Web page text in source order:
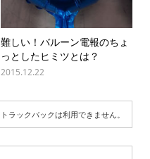
難しい！バルーン電報のちょ
っとしたヒミツとは？
2015.12.22
トラックバックは利用できません。